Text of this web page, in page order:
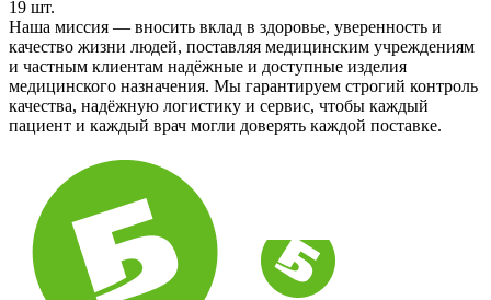
19 шт.
Наша миссия — вносить вклад в здоровье, уверенность и
качество жизни людей, поставляя медицинским учреждениям
и частным клиентам надёжные и доступные изделия
медицинского назначения. Мы гарантируем строгий контроль
качества, надёжную логистику и сервис, чтобы каждый
пациент и каждый врач могли доверять каждой поставке.